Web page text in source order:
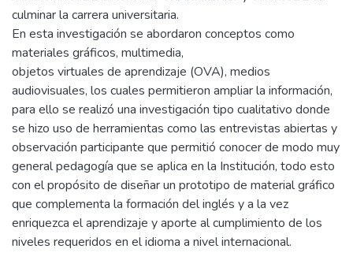
culminar la carrera universitaria.
En esta investigación se abordaron conceptos como
materiales gráficos, multimedia,
objetos virtuales de aprendizaje (OVA), medios
audiovisuales, los cuales permitieron ampliar la información,
para ello se realizó una investigación tipo cualitativo donde
se hizo uso de herramientas como las entrevistas abiertas y
observación participante que permitió conocer de modo muy
general pedagogía que se aplica en la Institución, todo esto
con el propósito de diseñar un prototipo de material gráfico
que complementa la formación del inglés y a la vez
enriquezca el aprendizaje y aporte al cumplimiento de los
niveles requeridos en el idioma a nivel internacional.